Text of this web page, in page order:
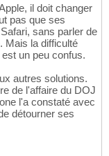
il doit changer
pas que ses
sans parler de
Mais la difficulté
un peu confus.
autres solutions.
de l'affaire du DOJ
l'a constaté avec
détourner ses